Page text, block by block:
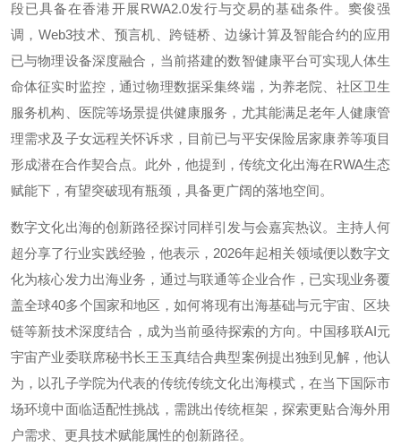
段已具备在香港开展RWA2.0发行与交易的基础条件。窦俊强
调，Web3技术、预言机、跨链桥、边缘计算及智能合约的应用
已与物理设备深度融合，当前搭建的数智健康平台可实现人体生
命体征实时监控，通过物理数据采集终端，为养老院、社区卫生
服务机构、医院等场景提供健康服务，尤其能满足老年人健康管
理需求及子女远程关怀诉求，目前已与平安保险居家康养等项目
形成潜在合作契合点。此外，他提到，传统文化出海在RWA生态
赋能下，有望突破现有瓶颈，具备更广阔的落地空间。
数字文化出海的创新路径探讨同样引发与会嘉宾热议。主持人何
超分享了行业实践经验，他表示，2026年起相关领域便以数字文
化为核心发力出海业务，通过与联通等企业合作，已实现业务覆
盖全球40多个国家和地区，如何将现有出海基础与元宇宙、区块
链等新技术深度结合，成为当前亟待探索的方向。中国移联AI元
宇宙产业委联席秘书长王玉真结合典型案例提出独到见解，他认
为，以孔子学院为代表的传统传统文化出海模式，在当下国际市
场环境中面临适配性挑战，需跳出传统框架，探索更贴合海外用
户需求、更具技术赋能属性的创新路径。